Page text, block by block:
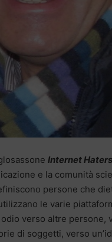
Internet Haters
e la comunità
persone che
le varie
verso altre persone,
di soggetti, verso